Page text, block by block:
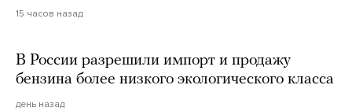
15 часов назад
В России разрешили импорт и продажу
бензина более низкого экологического класса
день назад